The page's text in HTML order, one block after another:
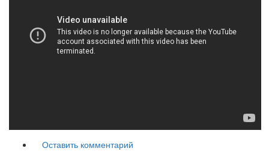
Оставить комментарий